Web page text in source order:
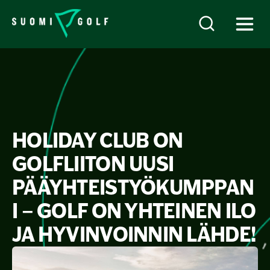
HOLIDAY CLUB ON
GOLFLIITON UUSI
PÄÄYHTEISTYÖKUMPPAN
I – GOLF ON YHTEINEN ILO
JA HYVINVOINNIN LÄHDE!